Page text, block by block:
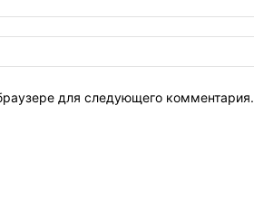
для следующего комментария.